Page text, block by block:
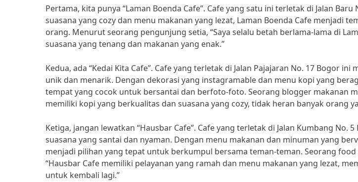
Pertama, kita punya “Laman Boenda Cafe”. Cafe yang satu ini terletak di Jalan Baru
suasana yang cozy dan menu makanan yang lezat, Laman Boenda Cafe menjadi
orang. Menurut seorang pengunjung setia, “Saya selalu betah berlama-lama di
suasana yang tenang dan makanan yang enak.”
Kedua, ada “Kedai Kita Cafe”. Cafe yang terletak di Jalan Pajajaran No. 17 Bogor
unik dan menarik. Dengan dekorasi yang instagramable dan menu kopi yang
tempat yang cocok untuk bersantai dan berfoto-foto. Seorang blogger makanan
memiliki kopi yang berkualitas dan suasana yang cozy, tidak heran banyak orang
Ketiga, jangan lewatkan “Hausbar Cafe”. Cafe yang terletak di Jalan Kumbang No.
suasana yang santai dan nyaman. Dengan menu makanan dan minuman yang
menjadi pilihan yang tepat untuk berkumpul bersama teman-teman. Seorang
“Hausbar Cafe memiliki pelayanan yang ramah dan menu makanan yang lezat,
untuk kembali lagi.”